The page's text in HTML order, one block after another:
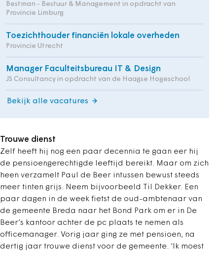
Bestman - Bestuur & Management in opdracht van
Provincie Limburg
Toezichthouder financiën lokale overheden
Provincie Utrecht
Manager Faculteitsbureau IT & Design
JS Consultancy in opdracht van de Haagse Hogeschool
Bekijk alle vacatures
Trouwe dienst
Zelf heeft hij nog een paar decennia te gaan eer hij
de pensioengerechtigde leeftijd bereikt. Maar om zich
heen verzamelt Paul de Beer intussen bewust steeds
meer tinten grijs. Neem bijvoorbeeld Til Dekker. Een
paar dagen in de week fietst de oud-ambtenaar van
de gemeente Breda naar het Bond Park om er in De
Beer’s kantoor achter de pc plaats te nemen als
office­manager. Vorig jaar ging ze met pensioen, na
dertig jaar trouwe dienst voor de gemeente. ‘Ik moest